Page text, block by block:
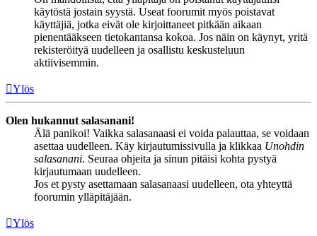
käytöstä jostain syystä. Useat foorumit myös poistavat
käyttäjiä, jotka eivät ole kirjoittaneet pitkään aikaan
pienentääkseen tietokantansa kokoa. Jos näin on käynyt, yritä
rekisteröityä uudelleen ja osallistu keskusteluun
aktiivisemmin.
Ylös
Olen hukannut salasanani!
Älä panikoi! Vaikka salasanaasi ei voida palauttaa, se voidaan
asettaa uudelleen. Käy kirjautumissivulla ja klikkaa Unohdin
salasanani. Seuraa ohjeita ja sinun pitäisi kohta pystyä
kirjautumaan uudelleen.
Jos et pysty asettamaan salasanaasi uudelleen, ota yhteyttä
foorumin ylläpitäjään.
Ylös